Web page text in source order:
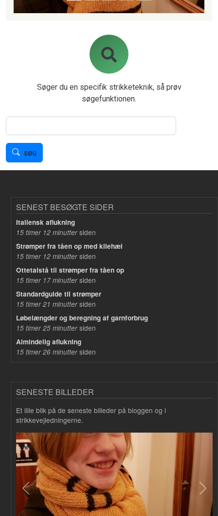
Søger du en specifik strikketeknik, så prøv
søgefunktionen.
SØG
SENEST BESØGTE SIDER
Italiensk aflukning
15 timer 12 minuttersiden
Strømper fra tåen op med kilehæl
15 timer 12 minuttersiden
Ottetalstå til strømper fra tåen op
15 timer 17 minuttersiden
Standardguide til strømper
15 timer 21 minuttersiden
Løbelængder og beregning af garnforbrug
15 timer 25 minuttersiden
Almindelig aflukning
15 timer 26 minuttersiden
SENESTE BILLEDER
Et lille blik på de seneste billeder på bloggen og i
strikkevejledningerne.
Forrige